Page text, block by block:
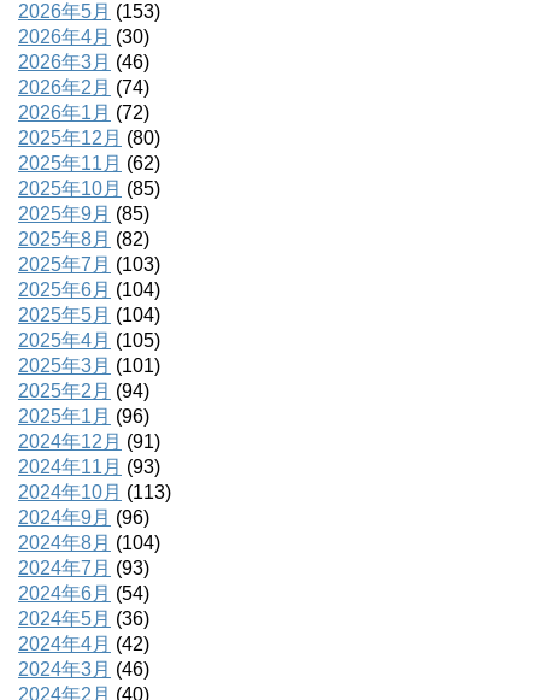
2026年5月 (153)
2026年4月 (30)
2026年3月 (46)
2026年2月 (74)
2026年1月 (72)
2025年12月 (80)
2025年11月 (62)
2025年10月 (85)
2025年9月 (85)
2025年8月 (82)
2025年7月 (103)
2025年6月 (104)
2025年5月 (104)
2025年4月 (105)
2025年3月 (101)
2025年2月 (94)
2025年1月 (96)
2024年12月 (91)
2024年11月 (93)
2024年10月 (113)
2024年9月 (96)
2024年8月 (104)
2024年7月 (93)
2024年6月 (54)
2024年5月 (36)
2024年4月 (42)
2024年3月 (46)
2024年2月 (40)